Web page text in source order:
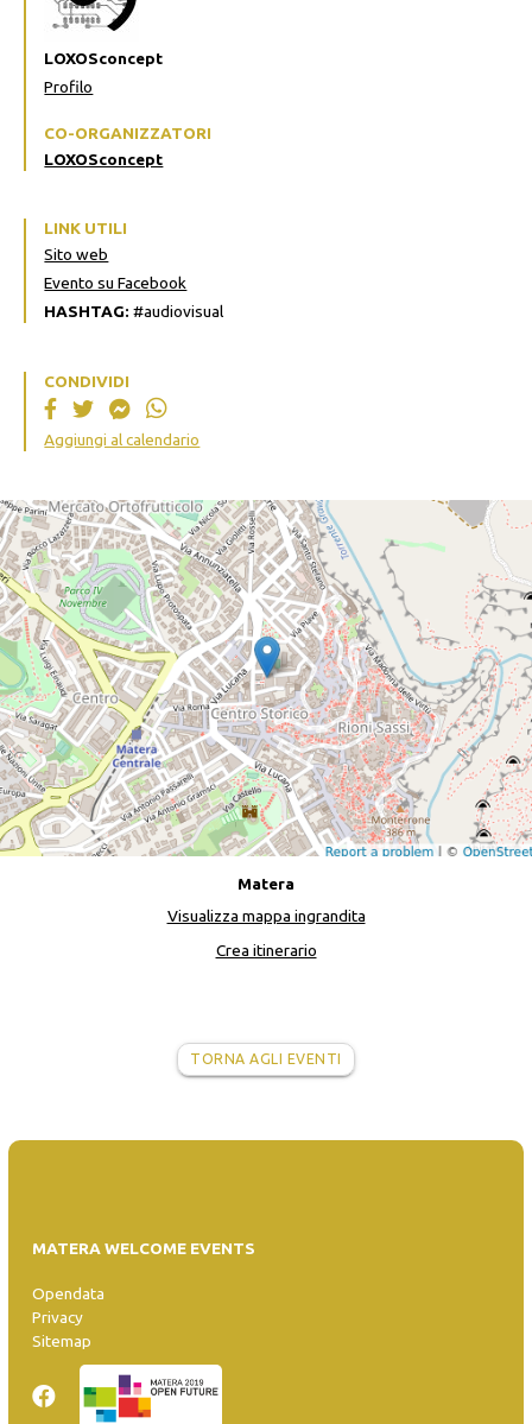
LOXOSconcept
Profilo
CO-ORGANIZZATORI
LOXOSconcept
LINK UTILI
Sito web
Evento su Facebook
HASHTAG: #audiovisual
CONDIVIDI
Aggiungi al calendario
Matera
Visualizza mappa ingrandita
Crea itinerario
TORNA AGLI EVENTI
MATERA WELCOME EVENTS
Opendata
Privacy
Sitemap